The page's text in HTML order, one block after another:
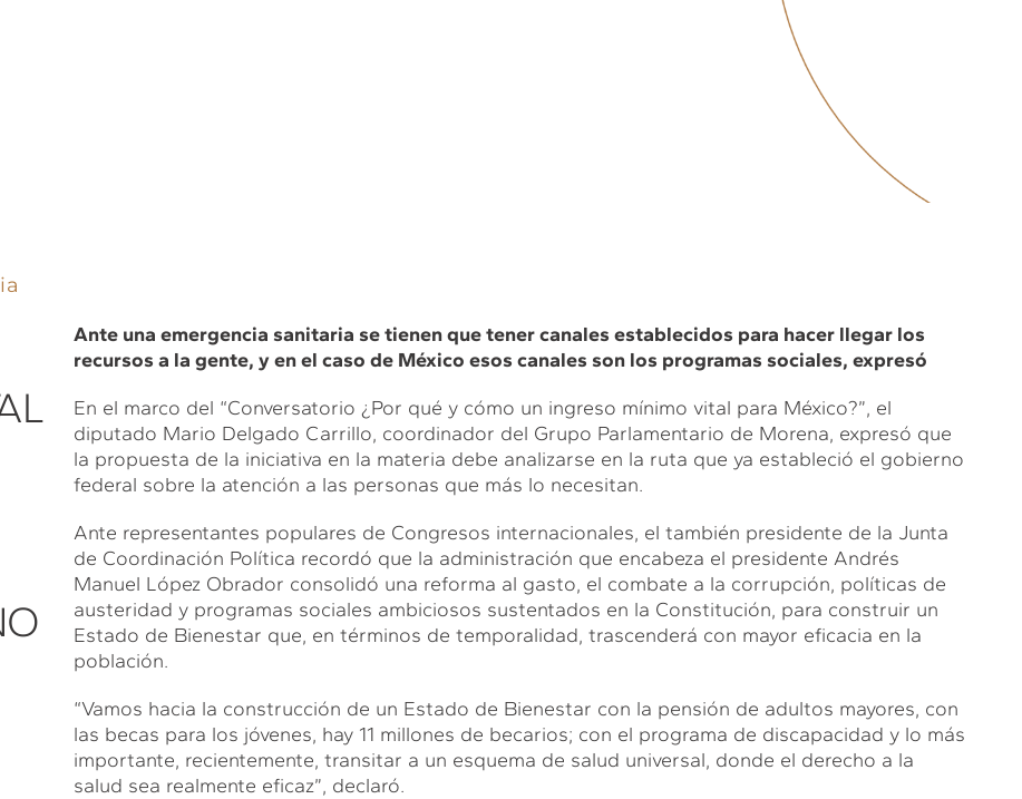
Ante una emergencia sanitaria se tienen que tener canales establecidos para hacer llegar los
recursos a la gente, y en el caso de México esos canales son los programas sociales, expresó
En el marco del “Conversatorio ¿Por qué y cómo un ingreso mínimo vital para México?”, el
diputado Mario Delgado Carrillo, coordinador del Grupo Parlamentario de Morena, expresó que
la propuesta de la iniciativa en la materia debe analizarse en la ruta que ya estableció el gobierno
federal sobre la atención a las personas que más lo necesitan.
Ante representantes populares de Congresos internacionales, el también presidente de la Junta
de Coordinación Política recordó que la administración que encabeza el presidente Andrés
Manuel López Obrador consolidó una reforma al gasto, el combate a la corrupción, políticas de
austeridad y programas sociales ambiciosos sustentados en la Constitución, para construir un
Estado de Bienestar que, en términos de temporalidad, trascenderá con mayor eficacia en la
población.
“Vamos hacia la construcción de un Estado de Bienestar con la pensión de adultos mayores, con
las becas para los jóvenes, hay 11 millones de becarios; con el programa de discapacidad y lo más
importante, recientemente, transitar a un esquema de salud universal, donde el derecho a la
salud sea realmente eficaz”, declaró.